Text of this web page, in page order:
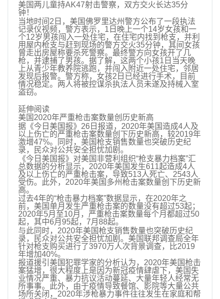
财经资讯
房产汽车
中华公益联盟
体育新闻
三农资讯
教育培训
健康旅游
中华婚恋联盟
医美时尚
明星影视公司
美国两儿童持AK47射击警察，双方交火长达35分
钟！
当地时间2日，美国佛罗里达州警方公布了一段执法
记录仪视频，警方表示，1日晚上一个14岁女孩和一
个12岁男孩闯入一处住宅，在住宅内找到枪支，并利
用屋内枪支与赶到现场的警方交火35分钟，其间女孩
曾走出房屋称要杀死警察。最终警方向女孩开了几
枪，并逮捕了男孩。据了解，这两个小孩1日当天晚
上从青少年教养院逃跑，并闯入附近一处住宅，邻居
发现后报警。警方称，女孩2日已经进行手术，目前
情况稳定。两人将被控谋杀执法人员未遂及持械入室
盗窃。
延伸阅读
美国2020年严重枪击案数量创历史新高
据《今日美国报》26日报道，2020年美国造成4人及
以上伤亡的严重枪击案数量创下历史新高，较2019年
激增47%。同时，美国枪支销售数量也突破历史纪
录，民众对公共安全担忧加剧。
《今日美国报》对美国非营利组织“枪支暴力档案”汇
总数据的分析显示，2020年美国发生611起造成4人
及以上伤亡的严重枪击案，导致513人死亡、2543人
受伤。此外，2020年美国多州枪击案数量创下历史新
高。
过去4年的“枪击暴力档案”数据显示，在2020年之
前，美国单月发生严重枪击案的数量没有超过53起；
2020年5月至10月，严重枪击案数量每个月都超过50
起，其中6月95起，7月88起。
与此同时，2020年美国枪支销售数量也突破历史纪
录，民众对公共安全担忧加剧。美国联邦调查局全年
针对枪支购买进行了3970万人次背景调查，比2019
年增加40%。
报道援引美国犯罪学家的分析认为，2020年美国枪击
案猛增，很大程度上是因为新冠疫情肆虐下，美国失
业情况严重、暴力抗议活动蔓延、大量年轻人经常无
所事事。此外，由于疫情导致餐馆、影院等大量公共
场所关闭，2020年涉枪暴力事件往往发生在家庭和帮